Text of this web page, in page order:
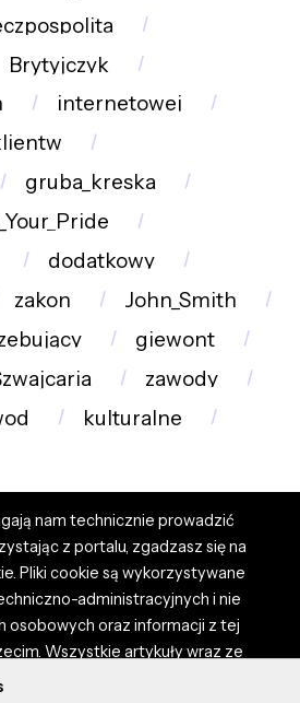
Brytyjczyk
internetowej
gruba_kreska
dodatkowy
zakon
John_Smith
giewont
zawody
kulturalne
nam technicznie prowadzić
z portalu, zgadzasz się na
Pliki cookie są wykorzystywane
administracyjnych i nie
osobowych oraz informacji z tej
Wszystkie artykuły wraz ze
dostępnymi na portalu są